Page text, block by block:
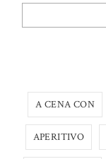
A CENA CON
APERITIVO